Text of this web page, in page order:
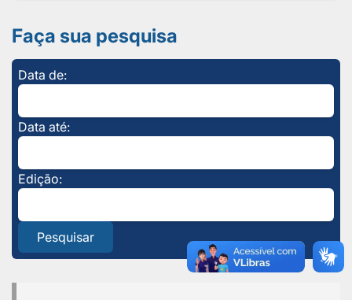
Faça sua pesquisa
Data de:
Data até:
Edição:
Pesquisar